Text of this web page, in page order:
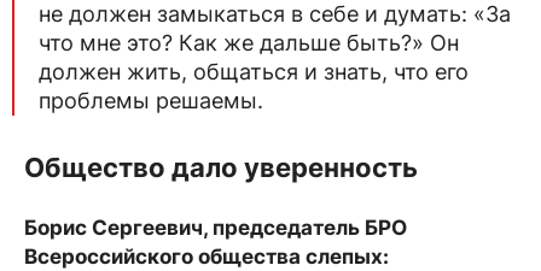
не должен замыкаться в себе и думать: «За
что мне это? Как же дальше быть?» Он
должен жить, общаться и знать, что его
проблемы решаемы.
Общество дало уверенность
Борис Сергеевич, председатель БРО
Всероссийского общества слепых: